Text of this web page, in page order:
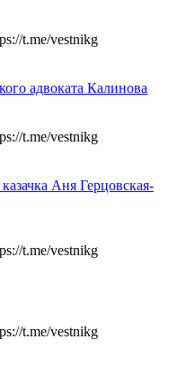
t.me/vestnikg
адвоката Калинова
t.me/vestnikg
Аня Герцовская-
t.me/vestnikg
t.me/vestnikg